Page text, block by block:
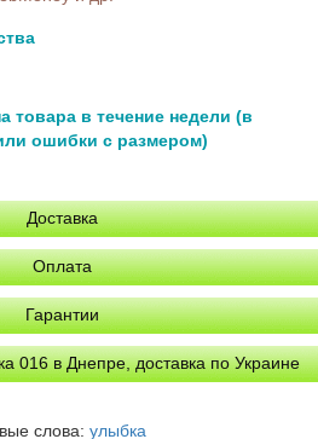
товара в течение недели (в
ошибки с размером)
Доставка
Оплата
Гарантии
016 в Днепре, доставка по Украине
слова: улыбка